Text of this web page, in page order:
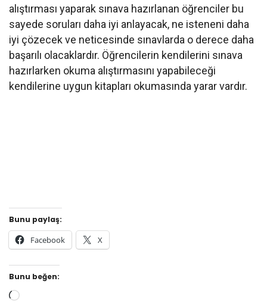
alıştırması yaparak sınava hazırlanan öğrenciler bu
sayede soruları daha iyi anlayacak, ne isteneni daha
iyi çözecek ve neticesinde sınavlarda o derece daha
başarılı olacaklardır. Öğrencilerin kendilerini sınava
hazırlarken okuma alıştırmasını yapabileceği
kendilerine uygun kitapları okumasında yarar vardır.
Bunu paylaş:
Facebook X
Bunu beğen: